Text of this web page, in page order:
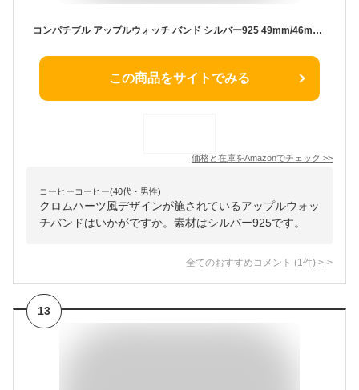
コンパチブル アップルウォッチ バンド シルバー925 49mm/46mm/45mm/44mm 喜平チェーンブレスレット apple watch メンズ 銀製 (ショートサイズ)
この商品をサイトでみる
価格と在庫をAmazonでチェック >>
コーヒーコーヒー(40代・男性)
クロムハーツ風デザインが施されているアップルウォッ
チバンドはいかがですか。素材はシルバー925です。
全てのおすすめコメント (1 件) >
13